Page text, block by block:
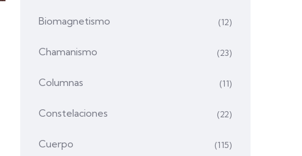
Biomagnetismo (12)
Chamanismo (23)
Columnas (11)
Constelaciones (22)
Cuerpo (115)